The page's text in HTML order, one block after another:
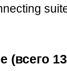
(всего